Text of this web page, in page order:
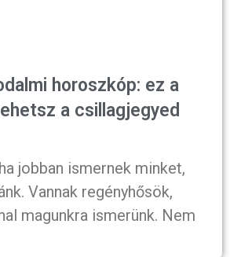
horoszkóp: ez a
a csillagjegyed
jobban ismernek minket,
Vannak regényhősök,
magunkra ismerünk. Nem